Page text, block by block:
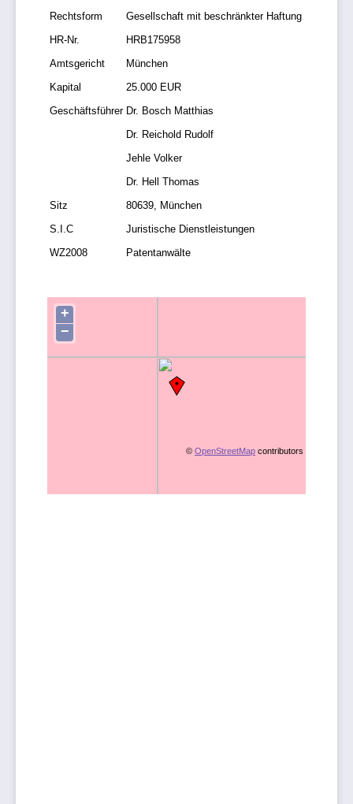
Rechtsform
Gesellschaft mit beschränkter Haftung
HR-Nr.
HRB175958
Amtsgericht
München
Kapital
25.000 EUR
Geschäftsführer Dr. Bosch Matthias
Dr. Reichold Rudolf
Jehle Volker
Dr. Hell Thomas
Sitz
80639, München
S.I.C
Juristische Dienstleistungen
WZ2008
Patentanwälte
+
−
© OpenStreetMap contributors